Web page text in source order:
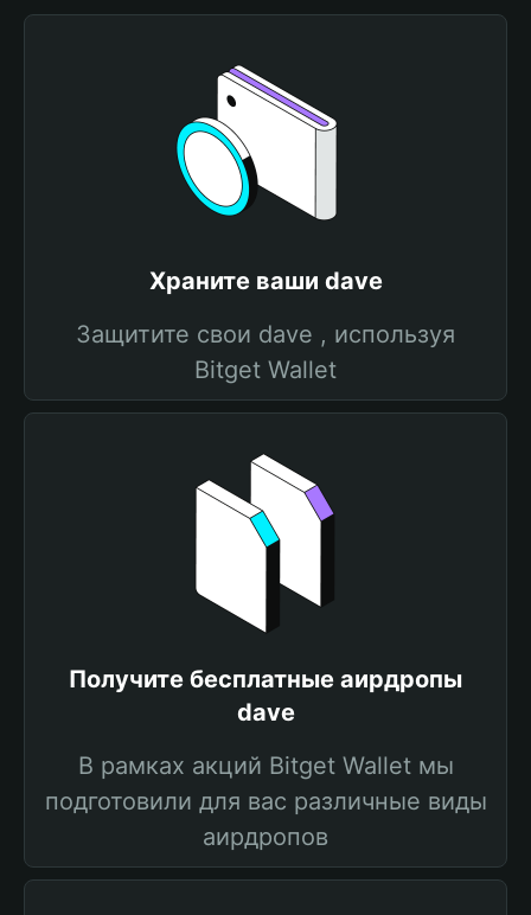
Храните ваши dave
Защитите свои dave , используя
Bitget Wallet
Получите бесплатные аирдропы
dave
В рамках акций Bitget Wallet мы
подготовили для вас различные виды
аирдропов